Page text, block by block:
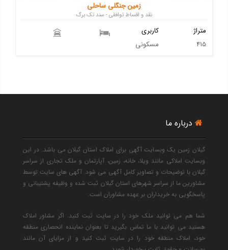
زمین جنگلی ساحلی
نقد و اقساط توافقی - سند تک برگ
کاربری
مسکونی
متراژ
415
درباره ما
گیلان زمین یک وبسایت آگهی برای املاک استان گیلان می باشد. در این
وبسایت املاکی مانند ویلا، خانه، زمین، آپارتمان و ملک تجاری از سراسر
گیلان با توضیحات و تصاویر کامل آگهی می شود. آگهی های سایت توسط
مشاورین ما از سراسر شهرهای استان گیلان ثبت شده و وظیفه پشتیبانی و
پاسخگویی به خریداران بر عهده مشاوران است.
شما هم می توانید ملک خود را در سایت ثبت کنید. اگر مشاور املاک
هستید می توانید با ما تماس بگیرید تا بعنوان نماینده انحصاری منطقه
خود، املاک منطقه خود را در سایت ثبت کنید و از مزایای آن مانند